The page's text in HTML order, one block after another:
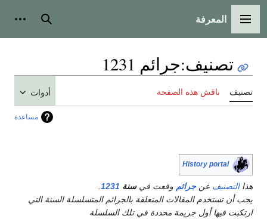
القائمة الرئيسية
المعرفة بحث
تصنيف:جرائم 1231
تصنيف ناقش هذه الصفحة أدوات
مساعدة
History portal
هذاالتصنيف عنجرائم وقعت فيسنة 1231
يجب أن تستخدم المقالات المتعلقة بالجرائم المتسلسلة السنة التي
ارتكبت فيها أول جريمة محددة في تلك السلسلة